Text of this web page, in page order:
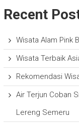
Recent
Wisata Alam Pink
Wisata Terbaik
Rekomendasi
Air Terjun Coban
Lereng Semeru